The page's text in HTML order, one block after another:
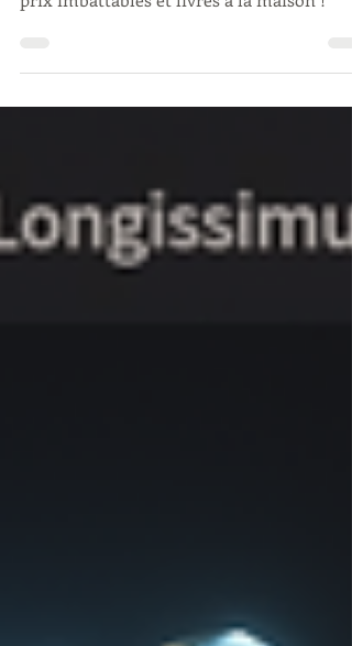
syllabus, ses notes de cours, son TFE,… à